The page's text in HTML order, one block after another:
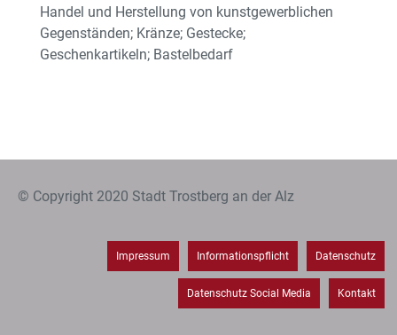
Handel und Herstellung von kunstgewerblichen
Gegenständen; Kränze; Gestecke;
Geschenkartikeln; Bastelbedarf
© Copyright 2020 Stadt Trostberg an der Alz
Impressum Informationspflicht Datenschutz
Datenschutz Social Media Kontakt